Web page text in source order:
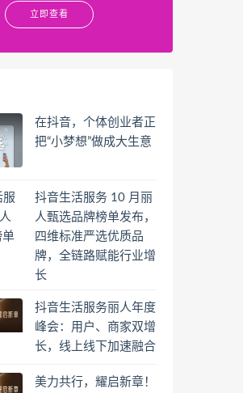
立即查看
在抖音，个体创业者正
把“小梦想”做成大生意
抖音生活服务 10 月丽
人甄选品牌榜单发布，
四维标准严选优质品
牌，全链路赋能行业增
长
抖音生活服务丽人年度
峰会：用户、商家双增
长，线上线下加速融合
美力共行，耀启新章！